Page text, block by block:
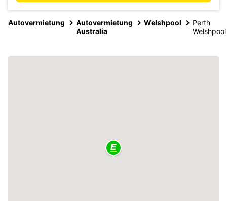
Autovermietung
Autovermietung
Australia
Welshpool
Perth
Welshpool